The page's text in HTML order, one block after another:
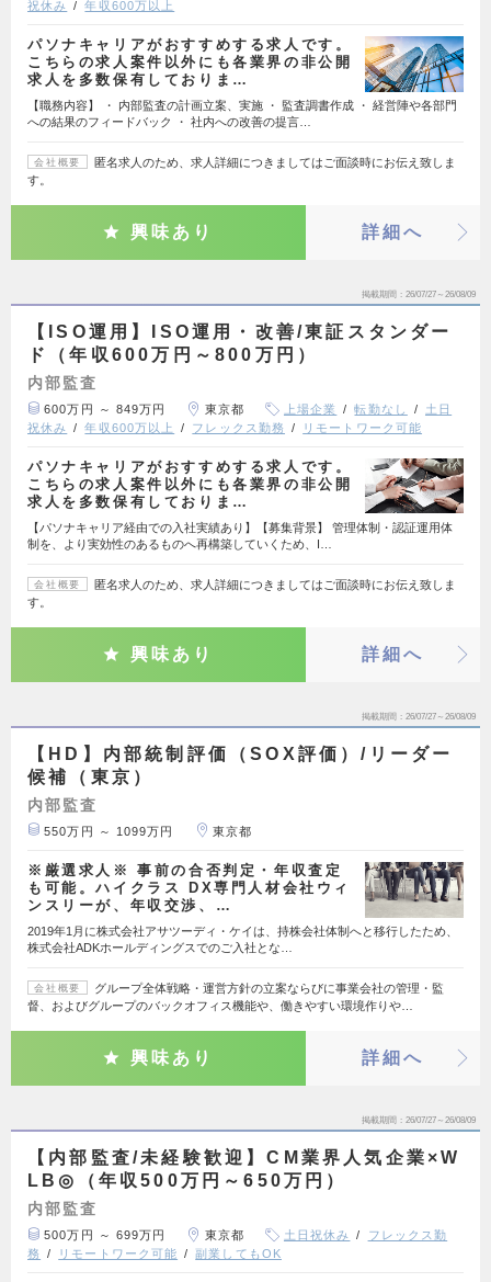
祝休み 年収600万以上
パソナキャリアがおすすめする求人です。
こちらの求人案件以外にも各業界の非公開
求人を多数保有しておりま…
【職務内容】 ・ 内部監査の計画立案、実施 ・ 監査調書作成 ・ 経営陣や各部門
への結果のフィードバック ・ 社内への改善の提言…
会社概要
匿名求人のため、求人詳細につきましてはご面談時にお伝え致しま
す。
興味あり 詳細へ
掲載期間 26/07/27～26/08/09
【ISO運用】ISO運用・改善/東証スタンダー
ド（年収600万円～800万円）
内部監査
600万円 ～ 849万円 東京都 上場企業 転勤なし
土日
祝休み
年収600万以上 フレックス勤務 リモートワーク可能
パソナキャリアがおすすめする求人です。
こちらの求人案件以外にも各業界の非公開
求人を多数保有しておりま…
【パソナキャリア経由での入社実績あり】【募集背景】 管理体制・認証運用体
制を、より実効性のあるものへ再構築していくため、I…
会社概要
匿名求人のため、求人詳細につきましてはご面談時にお伝え致しま
す。
興味あり 詳細へ
掲載期間 26/07/27～26/08/09
【HD】内部統制評価（SOX評価）/リーダー
候補（東京）
内部監査
550万円 ～ 1099万円 東京都
※厳選求人※ 事前の合否判定・年収査定
も可能。ハイクラス DX専門人材会社ウィ
ンスリーが、年収交渉、…
2019年1月に株式会社アサツーディ・ケイは、持株会社体制へと移行したため、
株式会社ADKホールディングスでのご入社とな…
会社概要
グループ全体戦略・運営方針の立案ならびに事業会社の管理・監
督、およびグループのバックオフィス機能や、働きやすい環境作りや…
興味あり 詳細へ
掲載期間 26/07/27～26/08/09
【内部監査/未経験歓迎】CM業界人気企業×W
LB◎（年収500万円～650万円）
内部監査
500万円 ～ 699万円 東京都 土日祝休み
フレックス勤
務
リモートワーク可能 副業してもOK